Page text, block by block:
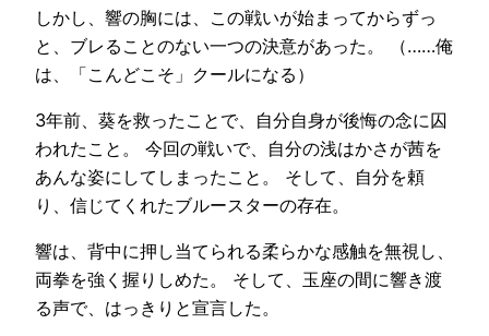
しかし、響の胸には、この戦いが始まってからずっ
と、ブレることのない一つの決意があった。 （……俺
は、「こんどこそ」クールになる）
3年前、葵を救ったことで、自分自身が後悔の念に囚
われたこと。 今回の戦いで、自分の浅はかさが茜を
あんな姿にしてしまったこと。 そして、自分を頼
り、信じてくれたブルースターの存在。
響は、背中に押し当てられる柔らかな感触を無視し、
両拳を強く握りしめた。 そして、玉座の間に響き渡
る声で、はっきりと宣言した。